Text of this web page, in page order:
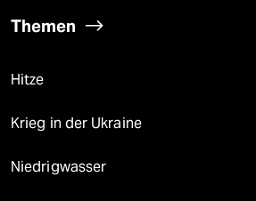
Themen
Hitze
Krieg in der Ukraine
Niedrigwasser